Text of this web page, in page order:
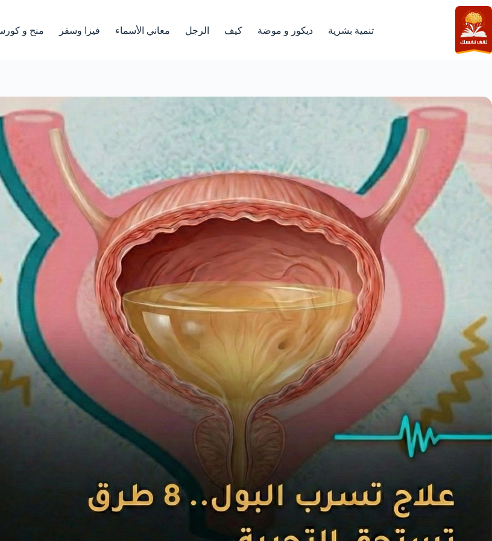
التجاوز
إلى
المحتوى
تنمية بشرية ديكور و موضة كيف الرجل معاني الأسماء فيزا وسفر منح و